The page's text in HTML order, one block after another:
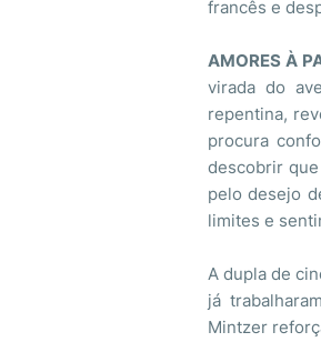
francês e
AMORES À
virada do
repentina,
procura
descobrir
pelo desejo
limites e
A dupla de
já
Mintzer